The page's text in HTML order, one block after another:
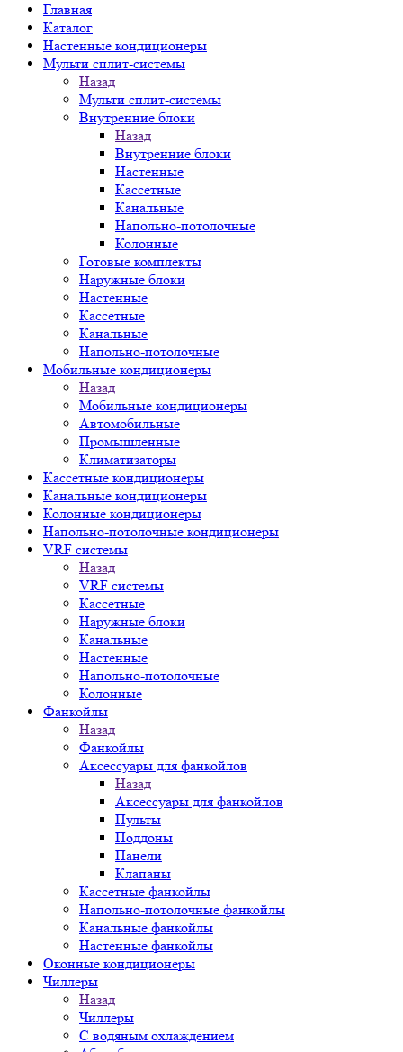
Главная
Каталог
Настенные кондиционеры
Мульти сплит-системы
Назад
Мульти сплит-системы
Внутренние блоки
Назад
Внутренние блоки
Настенные
Кассетные
Канальные
Напольно-потолочные
Колонные
Готовые комплекты
Наружные блоки
Настенные
Кассетные
Канальные
Напольно-потолочные
Мобильные кондиционеры
Назад
Мобильные кондиционеры
Автомобильные
Промышленные
Климатизаторы
Кассетные кондиционеры
Канальные кондиционеры
Колонные кондиционеры
Напольно-потолочные кондиционеры
VRF системы
Назад
VRF системы
Кассетные
Наружные блоки
Канальные
Настенные
Напольно-потолочные
Колонные
Фанкойлы
Назад
Фанкойлы
Аксессуары для фанкойлов
Назад
Аксессуары для фанкойлов
Пульты
Поддоны
Панели
Клапаны
Кассетные фанкойлы
Напольно-потолочные фанкойлы
Канальные фанкойлы
Настенные фанкойлы
Оконные кондиционеры
Чиллеры
Назад
Чиллеры
С водяным охлаждением